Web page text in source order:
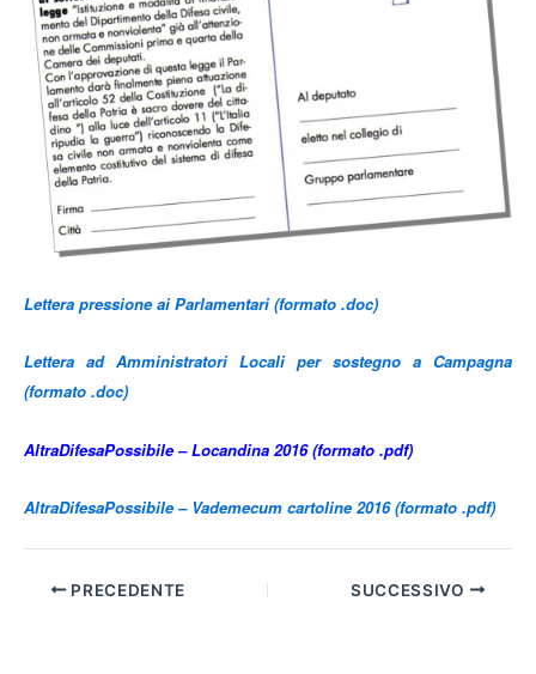
Lettera pressione ai Parlamentari (formato .doc)
Lettera ad Amministratori Locali per sostegno a Campagna
(formato .doc)
AltraDifesaPossibile – Locandina 2016 (formato .pdf)
AltraDifesaPossibile – Vademecum cartoline 2016 (formato .pdf)
PRECEDENTE SUCCESSIVO